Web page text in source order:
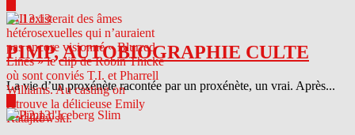
04.13.13
PIMP, AUTOBIOGRAPHIE CULTE
La vie d’un proxénète racontée par un proxénète, un vrai. Après...
04.12.13